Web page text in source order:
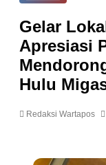
Gelar
Apresiasi
Hulu
Redaksi Wartapos